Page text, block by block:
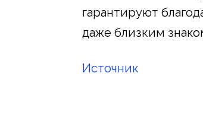
гарантируют
даже близким
Источник